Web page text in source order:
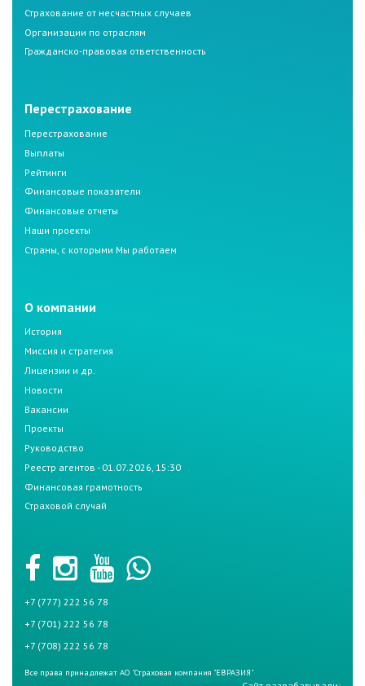
Страхование от несчастных случаев
Организации по отраслям
Гражданско-правовая ответственность
Перестрахование
Перестрахование
Выплаты
Рейтинги
Финансовые показатели
Финансовые отчеты
Наши проекты
Страны, с которыми Мы работаем
О компании
История
Миссия и стратегия
Лицензии и др.
Новости
Вакансии
Проекты
Руководство
Реестр агентов - 01.07.2026, 15:30
Финансовая грамотность
Страховой случай
+7 (777) 222 56 78
+7 (701) 222 56 78
+7 (708) 222 56 78
Все права принадлежат АО "Страховая компания "ЕВРАЗИЯ"